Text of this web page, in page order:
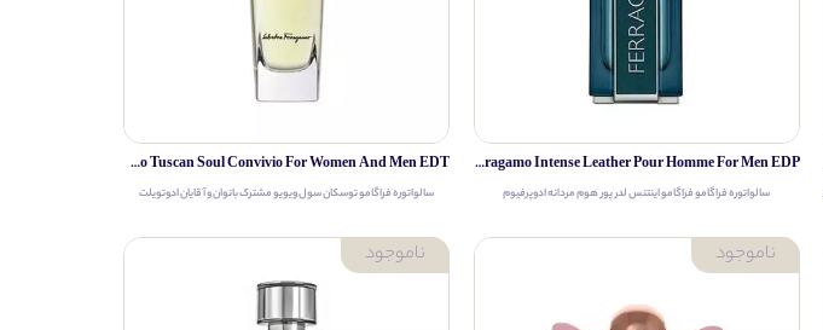
Salvatore Ferragamo Ferragamo Intense Leather Pour Homme For Men EDP
سالواتوره فراگامو فراگامو اینتنس لدر پور هوم مردانه ادوپرفیوم
Salvatore Ferragamo Tuscan Soul Convivio For Women And Men EDT
سالواتوره فراگاموتوسکان سول ویویومشترک بانوان و آقایان ادوتویلت